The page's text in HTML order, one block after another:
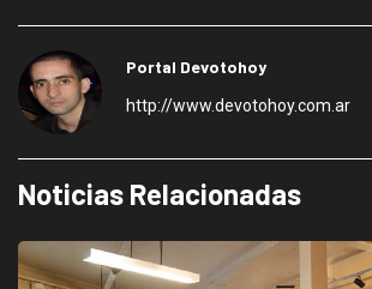
Portal Devotohoy
http://www.devotohoy.com.ar
Noticias Relacionadas